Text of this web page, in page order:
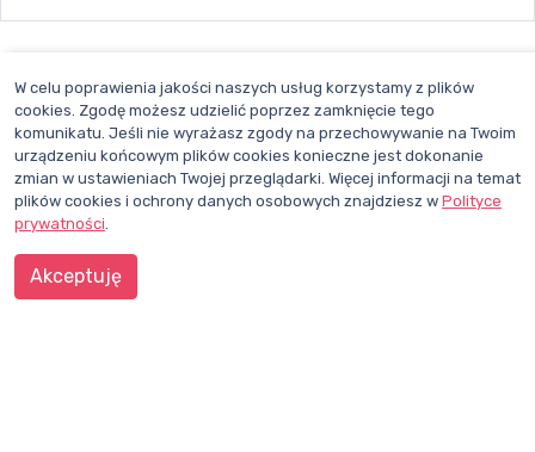
Opinie oMitsubishi Electric Europe B.V.
Dodaj opinie
W celu poprawienia jakości naszych usług korzystamy z plików
cookies. Zgodę możesz udzielić poprzez zamknięcie tego
komunikatu. Jeśli nie wyrażasz zgody na przechowywanie na Twoim
urządzeniu końcowym plików cookies konieczne jest dokonanie
zmian w ustawieniach Twojej przeglądarki. Więcej informacji na temat
plików cookies i ochrony danych osobowych znajdziesz w Polityce
prywatności.
Akceptuję